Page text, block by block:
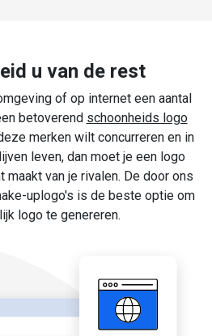
u van de rest
of op internet een aantal
betoverend schoonheids logo
merken wilt concurreren en in
leven, dan moet je een logo
maakt van je rivalen. De door ons
uplogo's is de beste optie om
logo te genereren.